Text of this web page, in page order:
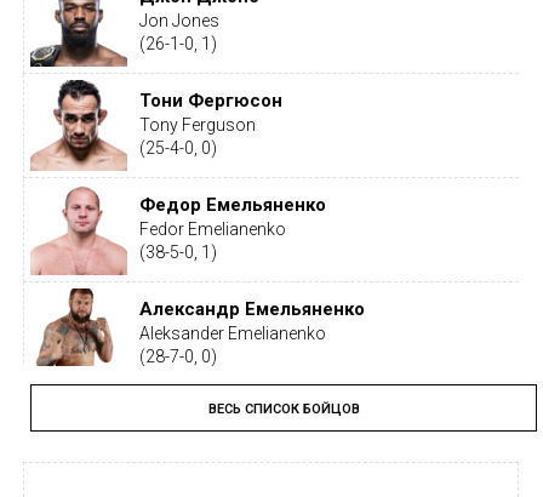
Jon Jones
(26-1-0, 1)
Тони Фергюсон
Tony Ferguson
(25-4-0, 0)
Федор Емельяненко
Fedor Emelianenko
(38-5-0, 1)
Александр Емельяненко
Aleksander Emelianenko
(28-7-0, 0)
Тайрон Вудли
Tyron Woodley
(19-5-1, 0)
ВЕСЬ СПИСОК БОЙЦОВ